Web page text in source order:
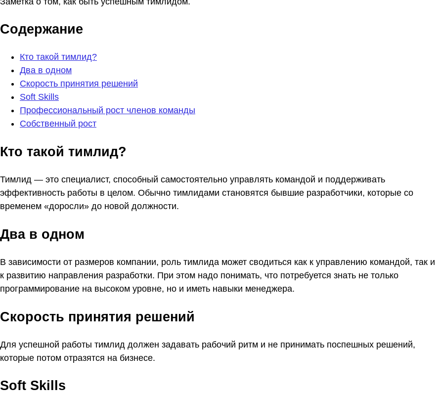
Содержание
Кто такой тимлид?
Два в одном
Скорость принятия решений
Soft Skills
Профессиональный рост членов команды
Собственный рост
Кто такой тимлид?
Тимлид — это специалист, способный самостоятельно управлять командой и поддерживать
эффективность работы в целом. Обычно тимлидами становятся бывшие разработчики, которые со
временем «доросли» до новой должности.
Два в одном
В зависимости от размеров компании, роль тимлида может сводиться как к управлению командой, так и
к развитию направления разработки. При этом надо понимать, что потребуется знать не только
программирование на высоком уровне, но и иметь навыки менеджера.
Скорость принятия решений
Для успешной работы тимлид должен задавать рабочий ритм и не принимать поспешных решений,
которые потом отразятся на бизнесе.
Soft Skills